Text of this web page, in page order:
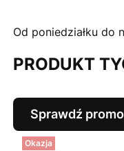
Od poniedziałku do
PRODUKT
Sprawdź
Okazja